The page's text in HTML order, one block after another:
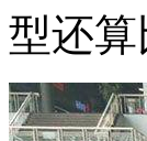
型还算